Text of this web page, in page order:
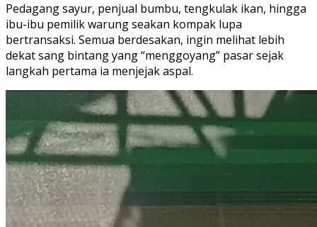
Pedagang sayur, penjual bumbu, tengkulak ikan, hingga
ibu-ibu pemilik warung seakan kompak lupa
bertransaksi. Semua berdesakan, ingin melihat lebih
dekat sang bintang yang “menggoyang” pasar sejak
langkah pertama ia menjejak aspal.